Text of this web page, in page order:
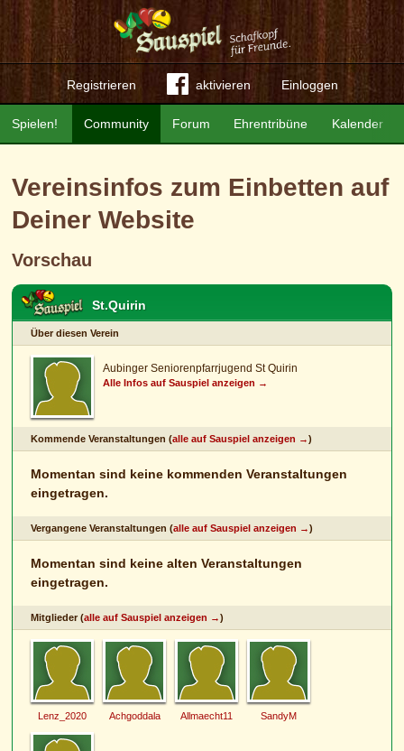
Registrieren aktivieren Einloggen
Community Forum Ehrentribüne Kalender
Spielen!
Vereinsinfos zum Einbetten auf
Deiner Website
Vorschau
St.Quirin
Über diesen Verein
Aubinger Seniorenpfarrjugend St Quirin
Alle Infos auf Sauspiel anzeigen →
Kommende Veranstaltungen (alle auf Sauspiel anzeigen →)
Momentan sind keine kommenden Veranstaltungen
eingetragen.
Vergangene Veranstaltungen (alle auf Sauspiel anzeigen →)
Momentan sind keine alten Veranstaltungen
eingetragen.
Mitglieder (alle auf Sauspiel anzeigen →)
Lenz_2020 Achgoddala Allmaecht11 SandyM